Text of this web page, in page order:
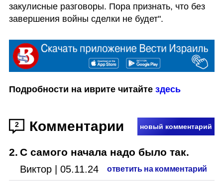
закулисные разговоры. Пора признать, что без
завершения войны сделки не будет".
Подробности на иврите читайте здесь
2 Комментарии новый комментарий
2. С самого начала надо было так.
Виктор | 05.11.24 ответить на комментарий